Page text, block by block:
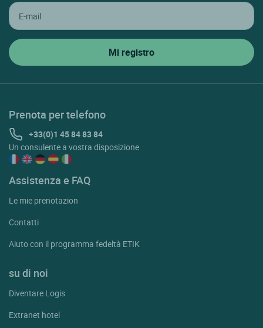
Prenota per telefono
+33(0)1 45 84 83 84
Un consulente a vostra disposizione
Assistenza e FAQ
Le mie prenotazion
Contatti
Aiuto con il programma fedeltà ETIK
su di noi
Diventare Logis
Extranet hotel